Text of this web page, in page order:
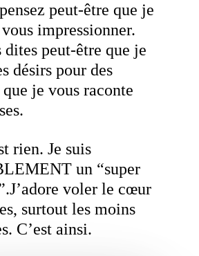
peut-être que je
impressionner.
dites peut-être que je
désirs pour des
je vous raconte
rien. Je suis
un “super
voler le cœur
surtout les moins
C’est ainsi.